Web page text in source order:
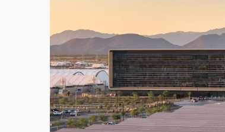
故宮《龍藏經》特展第2檔！今線上
台東農業處長涉圖利渡假村！東檢
父親節泡湯了！中颱白海豚雨彈轟